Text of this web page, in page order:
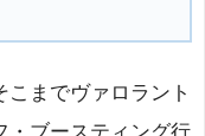
までヴァロラント